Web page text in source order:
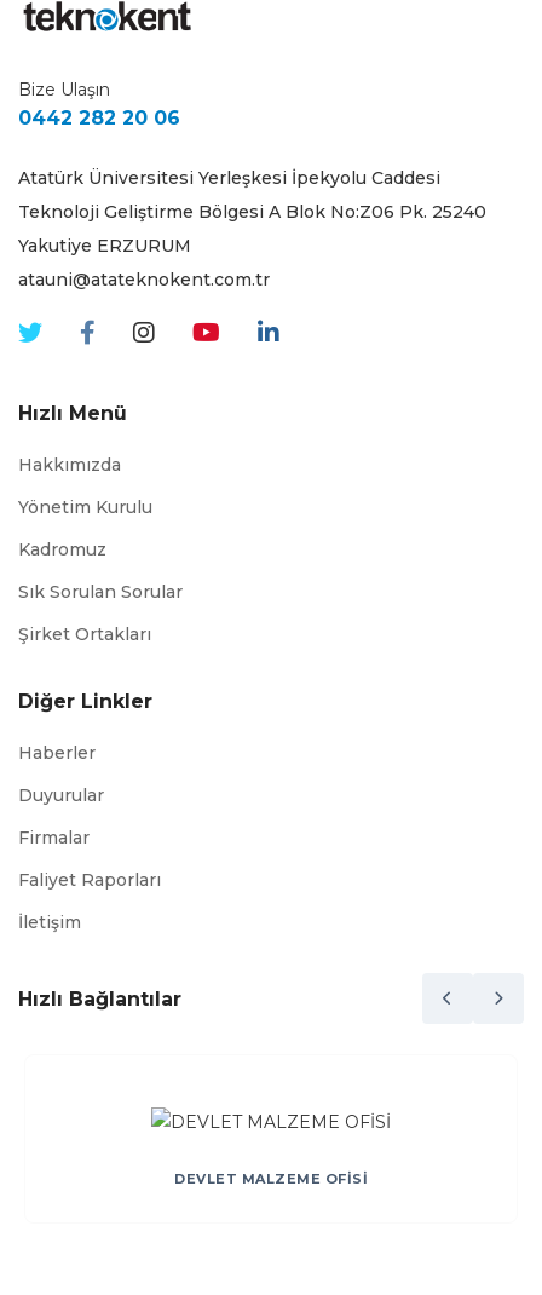
Bize Ulaşın
0442 282 20 06
Atatürk Üniversitesi Yerleşkesi İpekyolu Caddesi
Teknoloji Geliştirme Bölgesi A Blok No:Z06 Pk. 25240
Yakutiye ERZURUM
atauni@atateknokent.com.tr
Hızlı Menü
Hakkımızda
Yönetim Kurulu
Kadromuz
Sık Sorulan Sorular
Şirket Ortakları
Diğer Linkler
Haberler
Duyurular
Firmalar
Faliyet Raporları
İletişim
Hızlı Bağlantılar
DEVLET MALZEME OFİSİ